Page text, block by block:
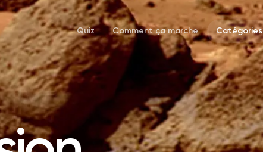
Quiz Comment ça marche Catégories